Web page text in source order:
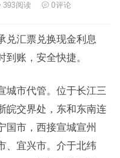
393阅读 0评论
兑汇票兑换现金利息
账，安全快捷。
城市代管。位于长江三
皖交界处，东和东南连
国市，西接宣城宣州
、宜兴市。介于北纬